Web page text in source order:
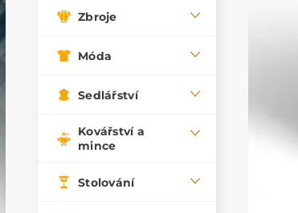
Zbroje
Móda
Sedlářství
Kovářství a
mince
Stolování